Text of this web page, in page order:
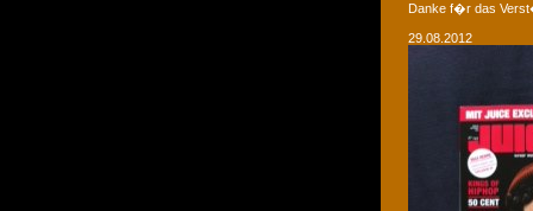
Danke f�r das
29.08.2012